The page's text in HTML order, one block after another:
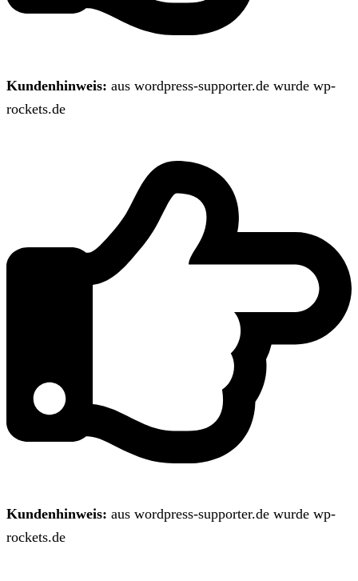
Kundenhinweis: aus wordpress-supporter.de wurde wp-
rockets.de
Kundenhinweis: aus wordpress-supporter.de wurde wp-
rockets.de